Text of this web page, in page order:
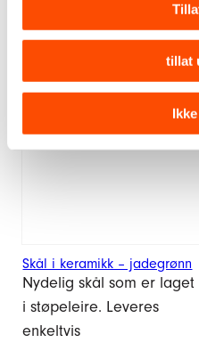
tillat
Skål i keramikk – jadegrønn
Nydelig skål som er laget
i støpeleire. Leveres
enkeltvis